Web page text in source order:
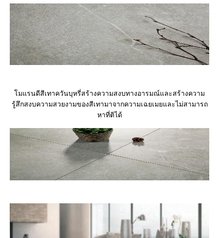
โมแรนดีสีเทาควันบุหรี่สร้างความสงบทางอารมณ์และสร้างความ
รู้สึกสงบความสวยงามของสีเทามาจากความเฉยเมยและไม่สามารถ
หาที่ติได้